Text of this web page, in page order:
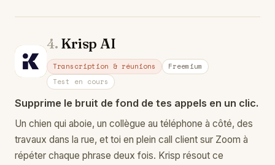
Kr
4. Krisp AI
Transcription & réunions
Freemium
Test en cours
Supprime le bruit de fond de tes appels en un clic.
Un chien qui aboie, un collègue au téléphone à côté, des
travaux dans la rue, et toi en plein call client sur Zoom à
répéter chaque phrase deux fois. Krisp résout ce